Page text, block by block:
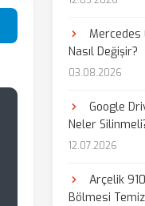
Paylaş
Mercedes
Nasıl Değişir?
03.08.2026
Google
Neler
12.07.2026
Arçelik
Bölmesi